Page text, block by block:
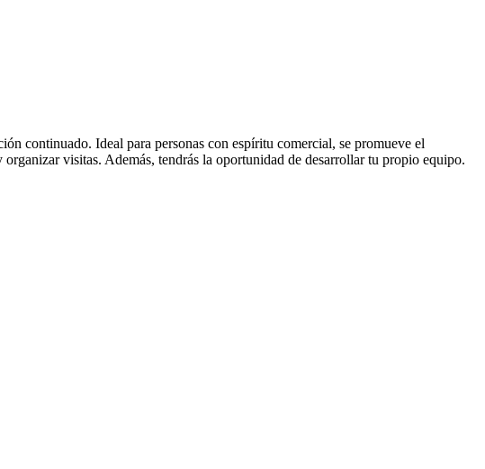
continuado. Ideal para personas con espíritu comercial, se promueve el
visitas. Además, tendrás la oportunidad de desarrollar tu propio equipo.